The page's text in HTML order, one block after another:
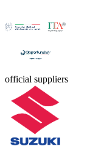
official suppliers